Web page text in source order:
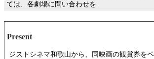
ては、各劇場に問い合わせを
Present
ジストシネマ和歌山から、同映画の観賞券を